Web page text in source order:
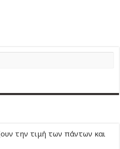
την τιμή των πάντων και